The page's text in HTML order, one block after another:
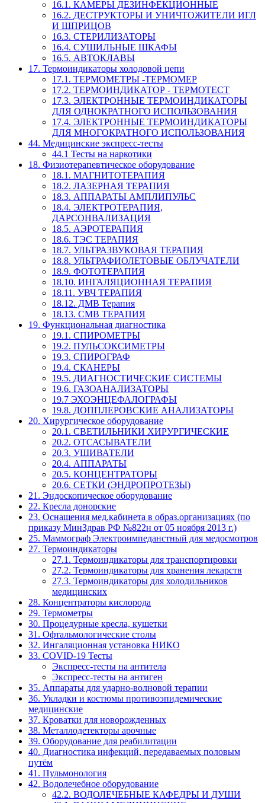
16.1. КАМЕРЫ ДЕЗИНФЕКЦИОННЫЕ
16.2. ДЕСТРУКТОРЫ И УНИЧТОЖИТЕЛИ ИГЛ
И ШПРИЦОВ
16.3. СТЕРИЛИЗАТОРЫ
16.4. СУШИЛЬНЫЕ ШКАФЫ
16.5. АВТОКЛАВЫ
17. Термоиндикаторы холодовой цепи
17.1. ТЕРМОМЕТРЫ -ТЕРМОМЕР
17.2. ТЕРМОИНДИКАТОР - ТЕРМОТЕСТ
17.3. ЭЛЕКТРОННЫЕ ТЕРМОИНДИКАТОРЫ
ДЛЯ ОДНОКРАТНОГО ИСПОЛЬЗОВАНИЯ
17.4. ЭЛЕКТРОННЫЕ ТЕРМОИНДИКАТОРЫ
ДЛЯ МНОГОКРАТНОГО ИСПОЛЬЗОВАНИЯ
44. Медицинские экспресс-тесты
44.1 Тесты на наркотики
18. Физиотерапевтическое оборудование
18.1. МАГНИТОТЕРАПИЯ
18.2. ЛАЗЕРНАЯ ТЕРАПИЯ
18.3. АППАРАТЫ АМПЛИПУЛЬС
18.4. ЭЛЕКТРОТЕРАПИЯ,
ДАРСОНВАЛИЗАЦИЯ
18.5. АЭРОТЕРАПИЯ
18.6. ТЭС ТЕРАПИЯ
18.7. УЛЬТРАЗВУКОВАЯ ТЕРАПИЯ
18.8. УЛЬТРАФИОЛЕТОВЫЕ ОБЛУЧАТЕЛИ
18.9. ФОТОТЕРАПИЯ
18.10. ИНГАЛЯЦИОННАЯ ТЕРАПИЯ
18.11. УВЧ ТЕРАПИЯ
18.12. ДМВ Терапия
18.13. СМВ ТЕРАПИЯ
19. Функциональная диагностика
19.1. СПИРОМЕТРЫ
19.2. ПУЛЬСОКСИМЕТРЫ
19.3. СПИРОГРАФ
19.4. СКАНЕРЫ
19.5. ДИАГНОСТИЧЕСКИЕ СИСТЕМЫ
19.6. ГАЗОАНАЛИЗАТОРЫ
19.7 ЭХОЭНЦЕФАЛОГРАФЫ
19.8. ДОППЛЕРОВСКИЕ АНАЛИЗАТОРЫ
20. Хирургическое оборудование
20.1. СВЕТИЛЬНИКИ ХИРУРГИЧЕСКИЕ
20.2. ОТСАСЫВАТЕЛИ
20.3. УШИВАТЕЛИ
20.4. АППАРАТЫ
20.5. КОНЦЕНТРАТОРЫ
20.6. СЕТКИ (ЭНДРОПРОТЕЗЫ)
21. Эндоскопическое оборудование
22. Кресла донорские
23. Оснащения мед.кабинета в образ.организациях (по
приказу МинЗдрав РФ №822н от 05 ноября 2013 г.)
25. Маммограф Электроимпеданстный для медосмотров
27. Термоиндикаторы
27.1. Термоиндикаторы для транспортировки
27.2. Термоиндикаторы для хранения лекарств
27.3. Термоиндикаторы для холодильников
медицинских
28. Концентраторы кислорода
29. Термометры
30. Процедурные кресла, кушетки
31. Офтальмологические столы
32. Ингаляционная установка НИКО
33. COVID-19 Тесты
Экспресс-тесты на антитела
Экспресс-тесты на антиген
35. Аппараты для ударно-волновой терапии
36. Укладки и костюмы противоэпидемические
медицинские
37. Кроватки для новорожденных
38. Металлодетекторы арочные
39. Оборудование для реабилитации
40. Диагностика инфекций, передаваемых половым
путём
41. Пульмонология
42. Водолечебное оборудование
42.2. ВОДОЛЕЧЕБНЫЕ КАФЕДРЫ И ДУШИ